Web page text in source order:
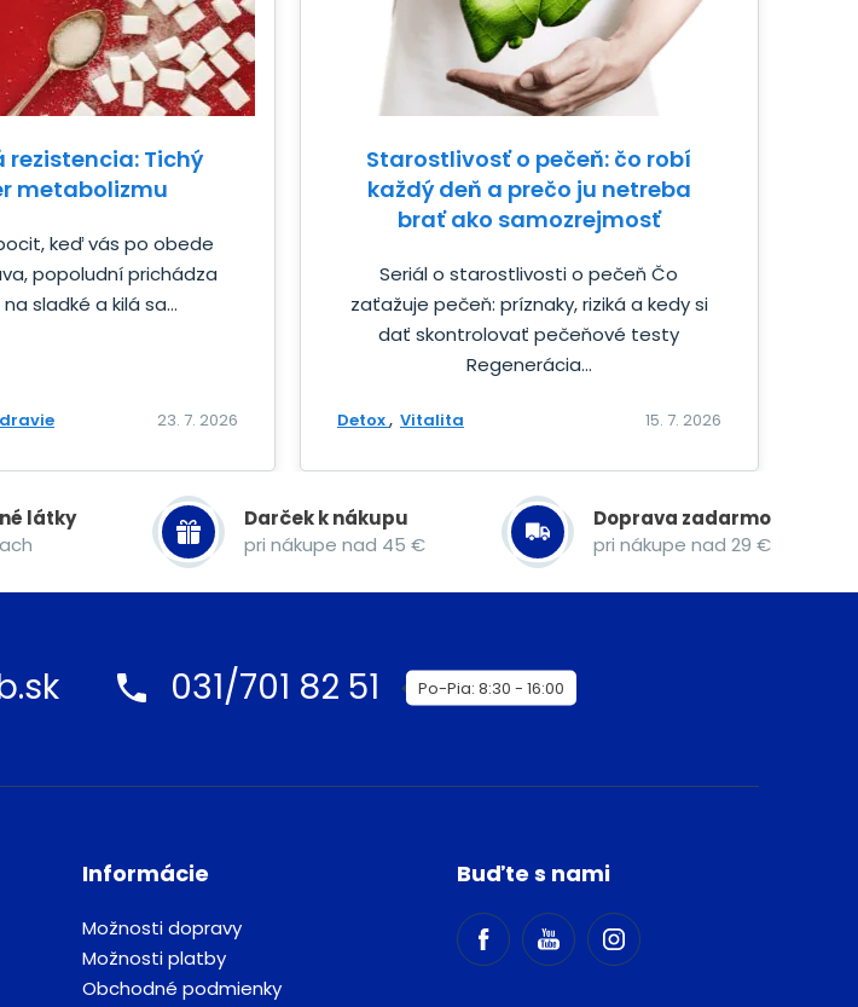
rezistencia: Tichý
metabolizmu
keď vás po obede
popoludní prichádza
sladké a kilá sa...
23. 7. 2026
Starostlivosť o pečeň: čo robí
každý deň a prečo ju netreba
brať ako samozrejmosť
Seriál o starostlivosti o pečeň Čo
zaťažuje pečeň: príznaky, riziká a kedy si
dať skontrolovať pečeňové testy
Regenerácia...
Detox Vitalita 15. 7. 2026
látky
Darček k nákupu
pri nákupe nad 45 €
Doprava zadarmo
pri nákupe nad 29 €
031/701 82 51 Po-Pia: 8:30 - 16:00
Informácie
Možnosti dopravy
Možnosti platby
Obchodné podmienky
Buďte s nami